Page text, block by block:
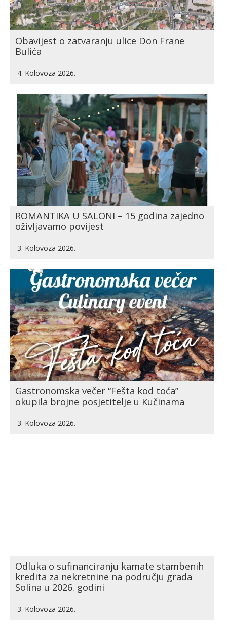
Obavijest o zatvaranju ulice Don Frane
Bulića
4. Kolovoza 2026.
ROMANTIKA U SALONI – 15 godina zajedno
oživljavamo povijest
3. Kolovoza 2026.
Gastronomska večer “Fešta kod toća”
okupila brojne posjetitelje u Kučinama
3. Kolovoza 2026.
Odluka o sufinanciranju kamate stambenih
kredita za nekretnine na području grada
Solina u 2026. godini
3. Kolovoza 2026.